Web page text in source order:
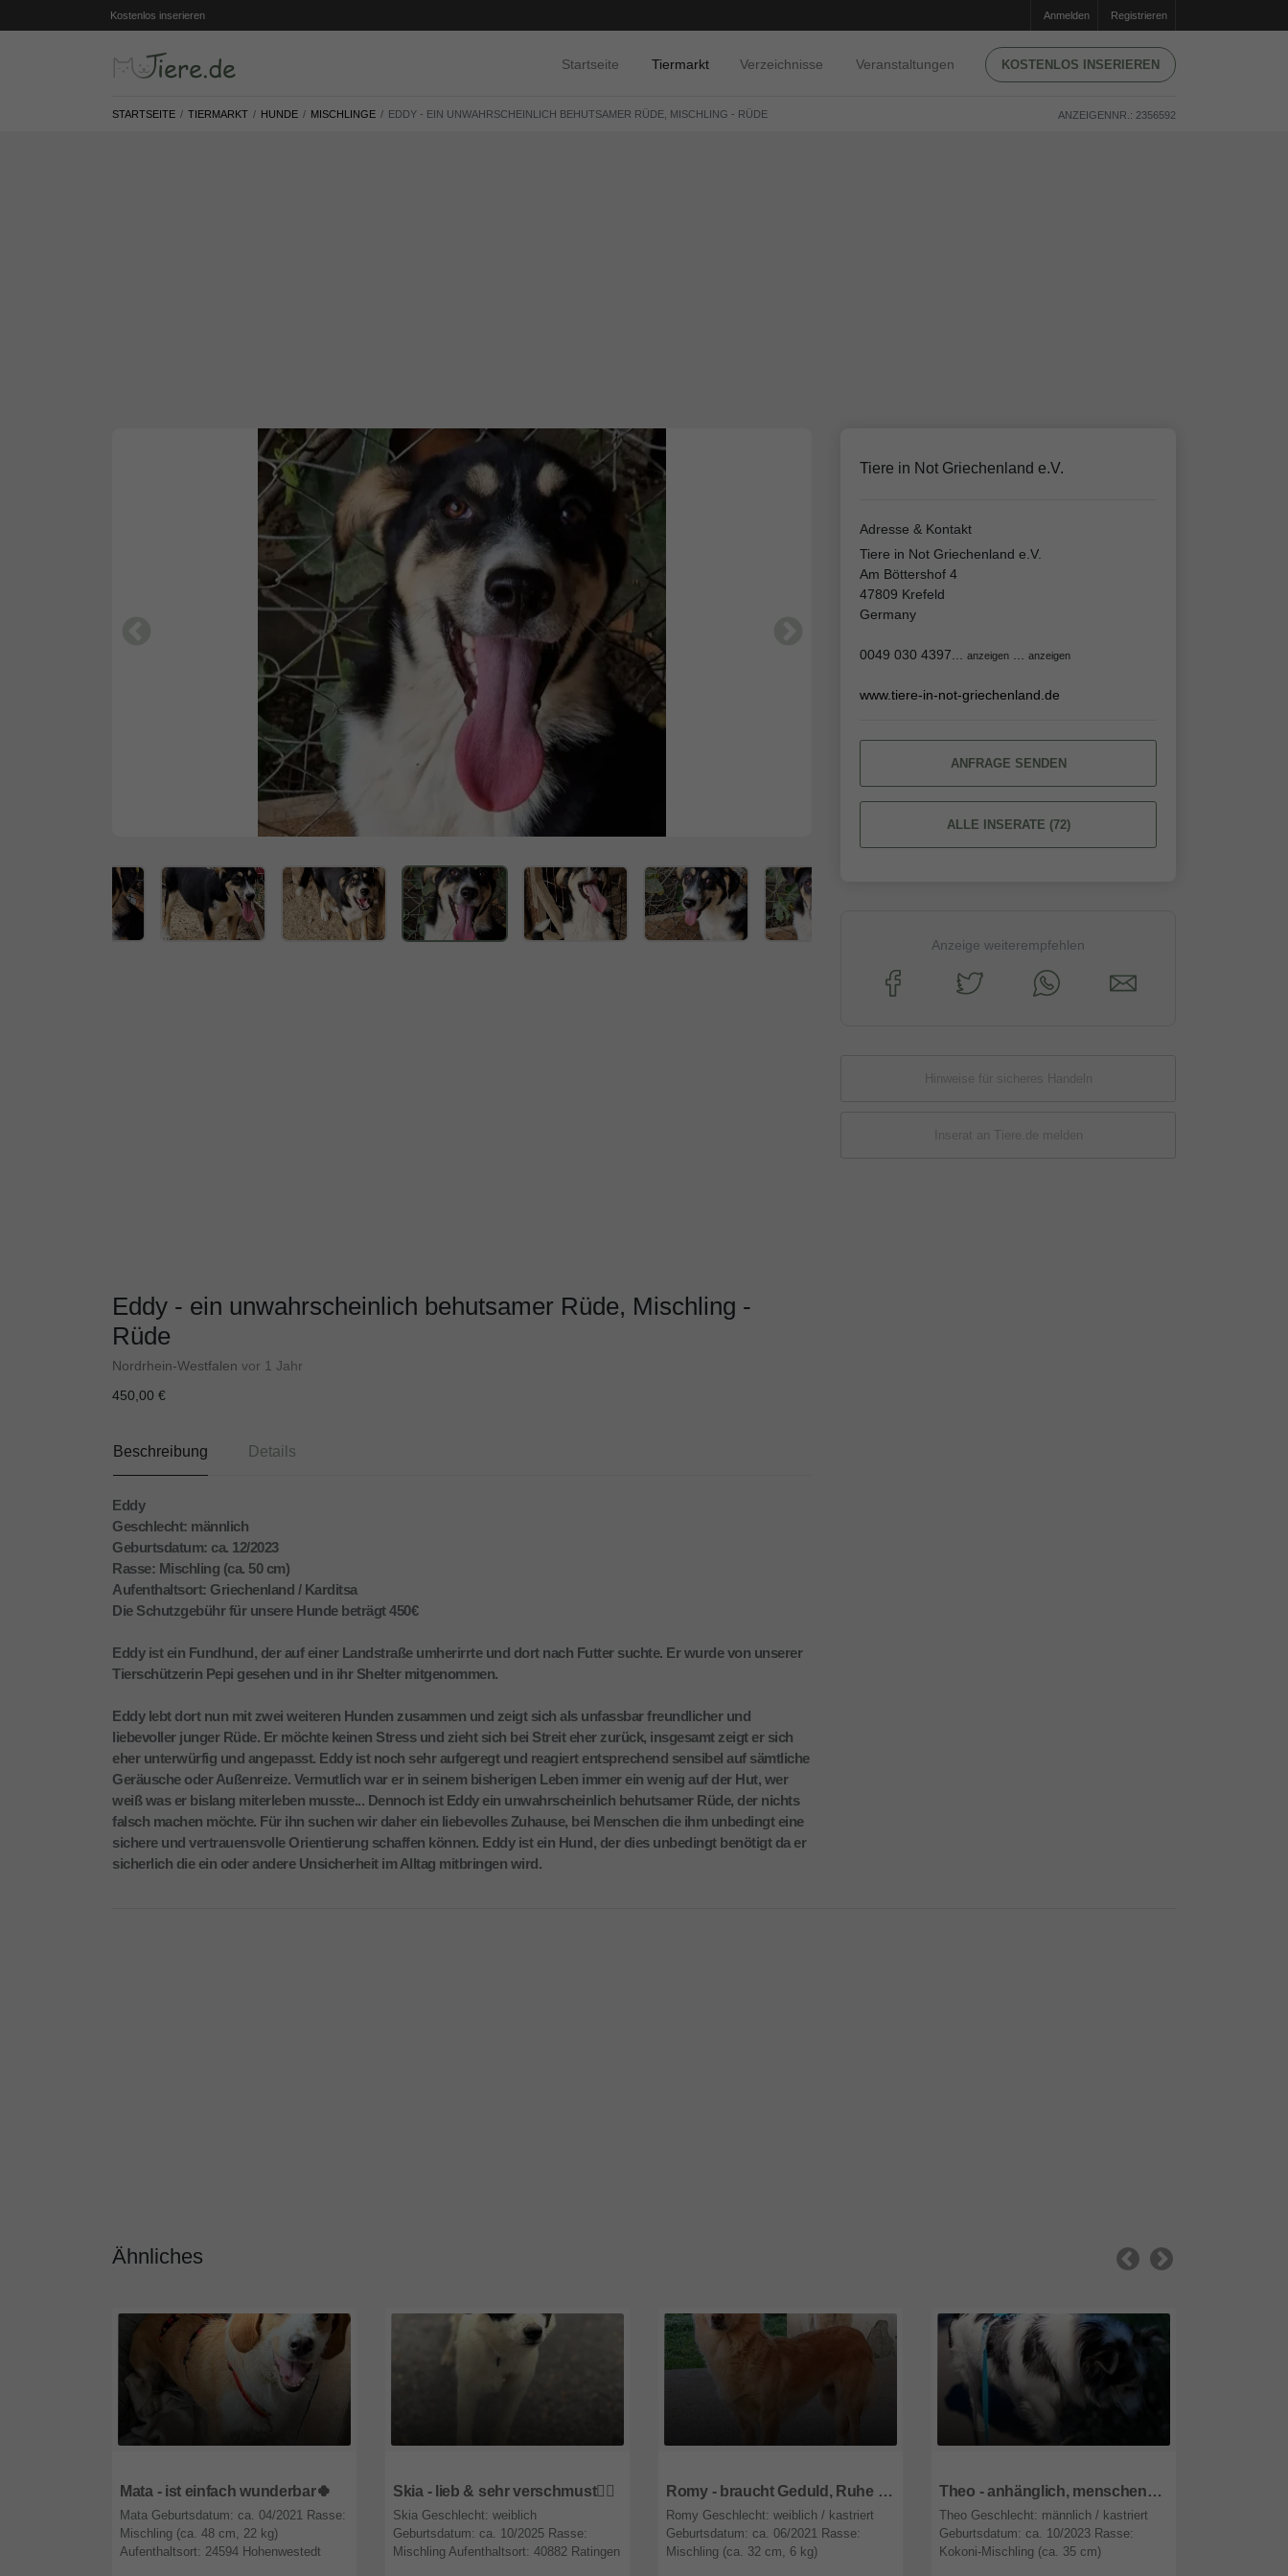
Kostenlos inserieren Anmelden Registrieren
Startseite Tiermarkt Verzeichnisse Veranstaltungen KOSTENLOS INSERIEREN
STARTSEITE TIERMARKT HUNDE MISCHLINGE EDDY - EIN UNWAHRSCHEINLICH BEHUTSAMER RÜDE, MISCHLING - RÜDE ANZEIGENNR.: 2356592
Eddy - ein unwahrscheinlich behutsamer Rüde, Mischling -
Rüde
Nordrhein-Westfalen vor 1 Jahr
450,00 €
Beschreibung Details
Eddy
Geschlecht: männlich
Geburtsdatum: ca. 12/2023
Rasse: Mischling (ca. 50 cm)
Aufenthaltsort: Griechenland / Karditsa
Die Schutzgebühr für unsere Hunde beträgt 450€
Eddy ist ein Fundhund, der auf einer Landstraße umherirrte und dort nach Futter suchte. Er wurde von unserer
Tierschützerin Pepi gesehen und in ihr Shelter mitgenommen.
Eddy lebt dort nun mit zwei weiteren Hunden zusammen und zeigt sich als unfassbar freundlicher und
liebevoller junger Rüde. Er möchte keinen Stress und zieht sich bei Streit eher zurück, insgesamt zeigt er sich
eher unterwürfig und angepasst. Eddy ist noch sehr aufgeregt und reagiert entsprechend sensibel auf sämtliche
Geräusche oder Außenreize. Vermutlich war er in seinem bisherigen Leben immer ein wenig auf der Hut, wer
weiß was er bislang miterleben musste... Dennoch ist Eddy ein unwahrscheinlich behutsamer Rüde, der nichts
falsch machen möchte. Für ihn suchen wir daher ein liebevolles Zuhause, bei Menschen die ihm unbedingt eine
sichere und vertrauensvolle Orientierung schaffen können. Eddy ist ein Hund, der dies unbedingt benötigt da er
sicherlich die ein oder andere Unsicherheit im Alltag mitbringen wird.
Tiere in Not Griechenland e.V.
Adresse & Kontakt
Tiere in Not Griechenland e.V.
Am Böttershof 4
47809 Krefeld
Germany
0049 030 4397... anzeigen ... anzeigen
www.tiere-in-not-griechenland.de
ANFRAGE SENDEN
ALLE INSERATE (72)
Anzeige weiterempfehlen
Hinweise für sicheres Handeln
Inserat an Tiere.de melden
Ähnliches
Mata - ist einfach wunderbar🍀
Mata Geburtsdatum: ca. 04/2021 Rasse:
Mischling (ca. 48 cm, 22 kg)
Aufenthaltsort: 24594 Hohenwestedt
Skia - lieb & sehr verschmust🙂‍↕️
Skia Geschlecht: weiblich
Geburtsdatum: ca. 10/2025 Rasse:
Mischling Aufenthaltsort: 40882 Ratingen
Romy - braucht Geduld, Ruhe & Verständnis 🙏
Romy Geschlecht: weiblich / kastriert
Geburtsdatum: ca. 06/2021 Rasse:
Mischling (ca. 32 cm, 6 kg)
Theo - anhänglich, menschenbezogen, sehr liebevoll 💞
Theo Geschlecht: männlich / kastriert
Geburtsdatum: ca. 10/2023 Rasse:
Kokoni-Mischling (ca. 35 cm)